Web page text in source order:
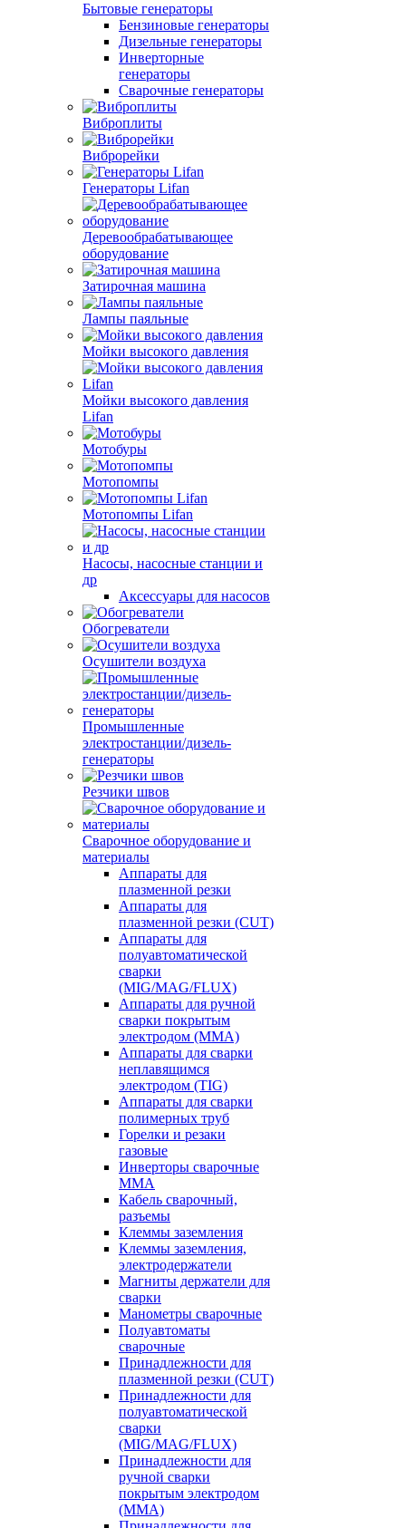
Бытовые генераторы
Бензиновые генераторы
Дизельные генераторы
Инверторные
генераторы
Сварочные генераторы
Виброплиты
Виброрейки
Генераторы Lifan
Деревообрабатывающее
оборудование
Затирочная машина
Лампы паяльные
Мойки высокого давления
Мойки высокого давления
Lifan
Мотобуры
Мотопомпы
Мотопомпы Lifan
Насосы, насосные станции и
др
Аксессуары для насосов
Обогреватели
Осушители воздуха
Промышленные
электростанции/дизель-
генераторы
Резчики швов
Сварочное оборудование и
материалы
Аппараты для
плазменной резки
Аппараты для
плазменной резки (CUT)
Аппараты для
полуавтоматической
сварки
(MIG/MAG/FLUX)
Аппараты для ручной
сварки покрытым
электродом (MMA)
Аппараты для сварки
неплавящимся
электродом (TIG)
Аппараты для сварки
полимерных труб
Горелки и резаки
газовые
Инверторы сварочные
ММА
Кабель сварочный,
разъемы
Клеммы заземления
Клеммы заземления,
электродержатели
Магниты держатели для
сварки
Манометры сварочные
Полуавтоматы
сварочные
Принадлежности для
плазменной резки (CUT)
Принадлежности для
полуавтоматической
сварки
(MIG/MAG/FLUX)
Принадлежности для
ручной сварки
покрытым электродом
(MMA)